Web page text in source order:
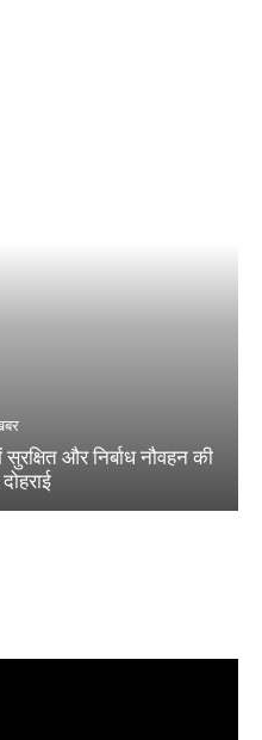
और निर्बाध नौवहन की